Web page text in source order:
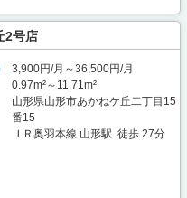
2号店
3,900円/月～36,500円/月
0.97m²～11.71m²
山形県山形市あかねケ丘二丁目15
番15
ＪＲ奥羽本線 山形駅 徒歩 27分